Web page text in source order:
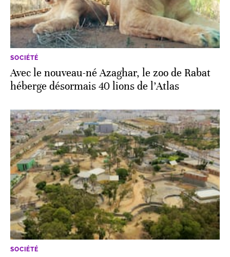
SOCIÉTÉ
Avec le nouveau-né Azaghar, le zoo de Rabat
héberge désormais 40 lions de l’Atlas
SOCIÉTÉ